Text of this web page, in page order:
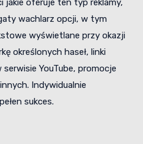
jakie oferuje ten typ reklamy,
wachlarz opcji, w tym
wyświetlane przy okazji
określonych haseł, linki
YouTube, promocje
Indywidualnie
sukces.